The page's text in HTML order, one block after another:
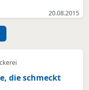
AIRY Greentech
B2B NORD
20.08.2015
die schmeckt